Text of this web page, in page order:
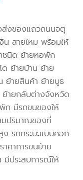
ส่งของแถวถนนจตุ
น สายไหม พร้อมให้
ชนิด ย้ายหอพัก
ด ย้ายบ้าน ย้าย
ย้ายสินค้า ย้ายบูธ
ายกลับต่างจังหวัด
ก มีรถขนของให้
มปริมาณของที่
รถกระบะแบบคอก
คาการขนย้าย
มีประสบการณ์ให้